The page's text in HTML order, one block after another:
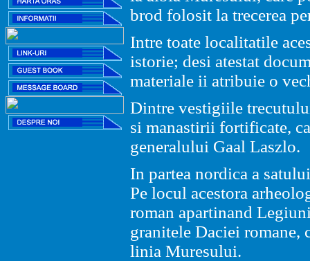
brod folosit la trecerea
Intre toate localitatile
istorie; desi atestat
materiale ii atribuie o
Dintre vestigiile
si manastirii fortificate,
generalului Gaal Laszlo.
In partea nordica a
Pe locul acestora
roman apartinand
granitele Daciei romane,
linia Muresului.